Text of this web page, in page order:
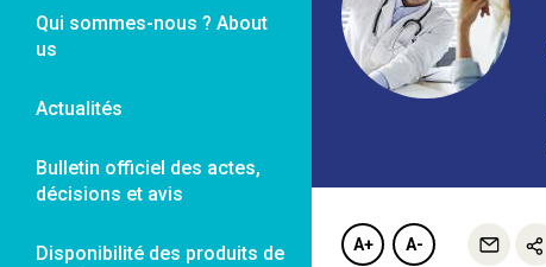
Qui sommes-nous ? About
us
Actualités
Bulletin officiel des actes,
décisions et avis
Disponibilité des produits de
A+ A-